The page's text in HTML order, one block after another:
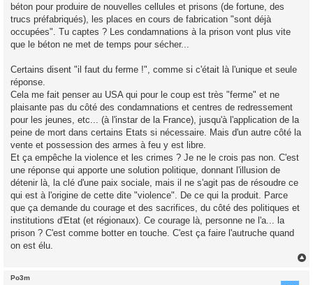
béton pour produire de nouvelles cellules et prisons (de fortune, des
trucs préfabriqués), les places en cours de fabrication "sont déjà
occupées". Tu captes ? Les condamnations à la prison vont plus vite
que le béton ne met de temps pour sécher...
Certains disent "il faut du ferme !", comme si c'était là l'unique et seule
réponse.
Cela me fait penser au USA qui pour le coup est très "ferme" et ne
plaisante pas du côté des condamnations et centres de redressement
pour les jeunes, etc... (à l'instar de la France), jusqu'à l'application de la
peine de mort dans certains Etats si nécessaire. Mais d'un autre côté la
vente et possession des armes à feu y est libre.
Et ça empêche la violence et les crimes ? Je ne le crois pas non. C'est
une réponse qui apporte une solution politique, donnant l'illusion de
détenir là, la clé d'une paix sociale, mais il ne s'agit pas de résoudre ce
qui est à l'origine de cette dite "violence". De ce qui la produit. Parce
que ça demande du courage et des sacrifices, du côté des politiques et
institutions d'Etat (et régionaux). Ce courage là, personne ne l'a... la
prison ? C'est comme botter en touche. C'est ça faire l'autruche quand
on est élu.
Po3m